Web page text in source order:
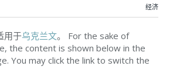
经济
用于乌克兰文。 For the sake of
the content is shown below in the
You may click the link to switch the